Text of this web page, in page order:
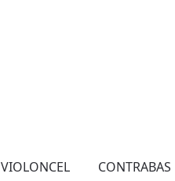
VIOLONCEL CONTRABAS